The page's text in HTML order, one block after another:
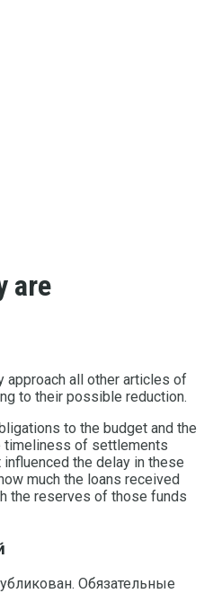
are
all other articles of
to their possible reduction.
to the budget and the
timeliness of settlements
the delay in these
much the loans received
the reserves of those funds
Обязательные